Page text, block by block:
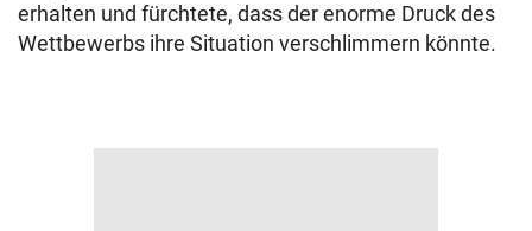
erhalten und fürchtete, dass der enorme Druck des
Wettbewerbs ihre Situation verschlimmern könnte.